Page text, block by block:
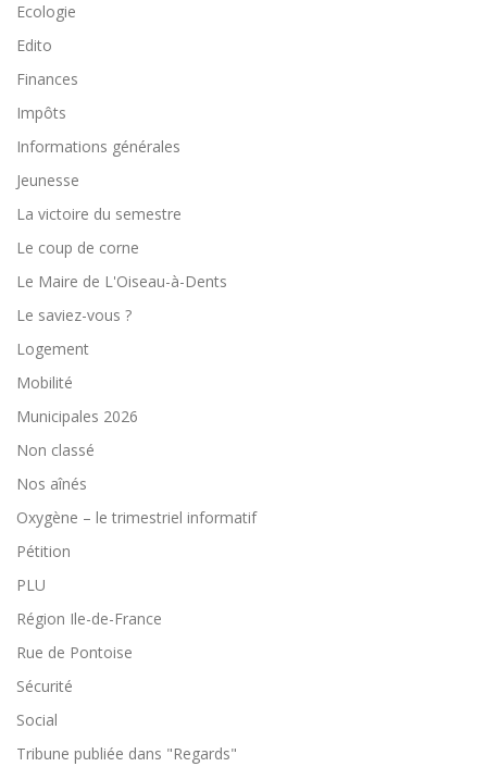
Ecologie
Edito
Finances
Impôts
Informations générales
Jeunesse
La victoire du semestre
Le coup de corne
Le Maire de L'Oiseau-à-Dents
Le saviez-vous ?
Logement
Mobilité
Municipales 2026
Non classé
Nos aînés
Oxygène – le trimestriel informatif
Pétition
PLU
Région Ile-de-France
Rue de Pontoise
Sécurité
Social
Tribune publiée dans "Regards"